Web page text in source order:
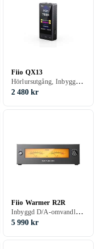
Fiio QX13
Hörlursutgång, Inbyggd D/A-omvandlare, USB-kontakt, Display
2 480 kr
Fiio Warmer R2R
Inbyggd D/A-omvandlare, USB-kontakt
5 990 kr